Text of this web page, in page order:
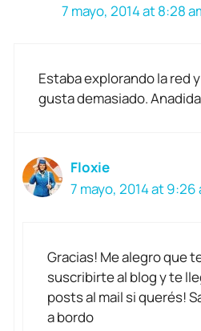
7 mayo, 2014 at 8:28
Estaba explorando la red
gusta demasiado.
Floxie
7 mayo, 2014 at 9:26
Gracias! Me alegro que
suscribirte al blog y te
posts al mail si querés!
a bordo